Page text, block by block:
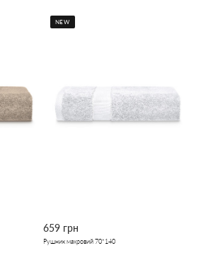
NEW
659 грн
Рушник махровий 70*140